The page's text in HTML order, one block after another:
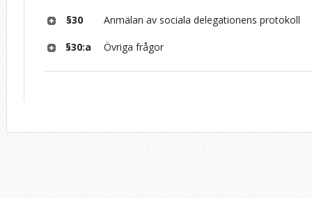
§30 Anmälan av sociala delegationens protokoll
§30:a Övriga frågor